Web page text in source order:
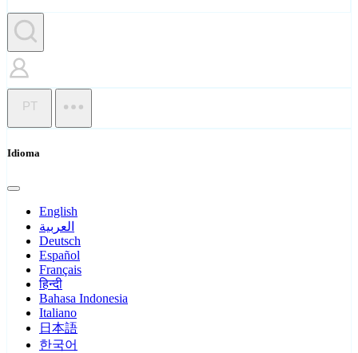
PT
Idioma
English
العربية
Deutsch
Español
Français
हिन्दी
Bahasa Indonesia
Italiano
日本語
한국어